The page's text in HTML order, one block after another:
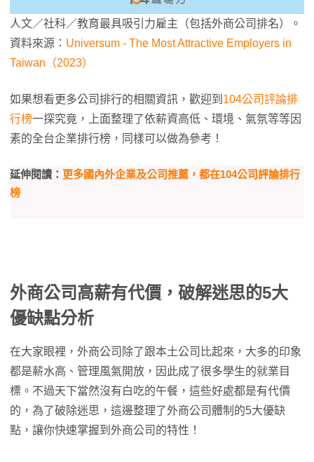
人文／社科／教育最具吸引力雇主（包括外商公司排名）。
資料來源： Universum - The Most Attractive Employers in
Taiwan（2023）
如果想看更多公司排行的相關資訊，歡迎到 104公司評論排
行榜一探究竟，上面整理了依薪資高低、環境、氣氛等等因
素的全台企業排行榜，同樣可以做為參考！
延伸閱讀： 更多國內外企業及公司推薦，都在104公司評論排行
榜
外商公司高薪有代價，破解迷思的5大
優缺點分析
在大家眼裡，外商公司除了跟本土公司比起來，大多的印象
都是薪水高、管理風氣開放，因此成了很多學生的就業目
標。不過天下當然沒有白吃的午餐，這些好處都是有代價
的，為了破除迷思，這邊整理了外商公司體制的5大優缺
點，讓你快速掌握到外商公司的特性！